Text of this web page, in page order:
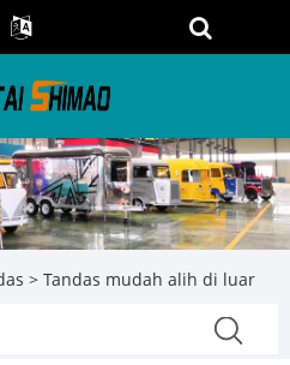
> Tandas mudah alih di luar